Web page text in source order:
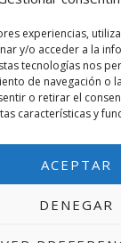
experiencias,
y/o acceder a la
tecnologías nos
de navegación o
o retirar el
características y
ACEPTAR
DENEGAR
Aviso Legal
de
Política de